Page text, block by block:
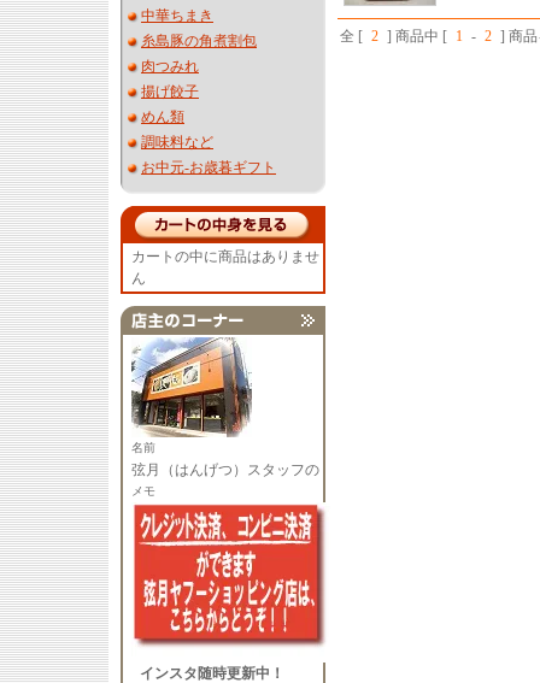
中華ちまき
糸島豚の角煮割包
肉つみれ
揚げ餃子
めん類
調味料など
お中元-お歳暮ギフト
カートの中に商品はありませ
ん
名前
弦月（はんげつ）スタッフの
メモ
インスタ随時更新中！
全 [ 2 ] 商品中 [ 1 - 2 ] 商